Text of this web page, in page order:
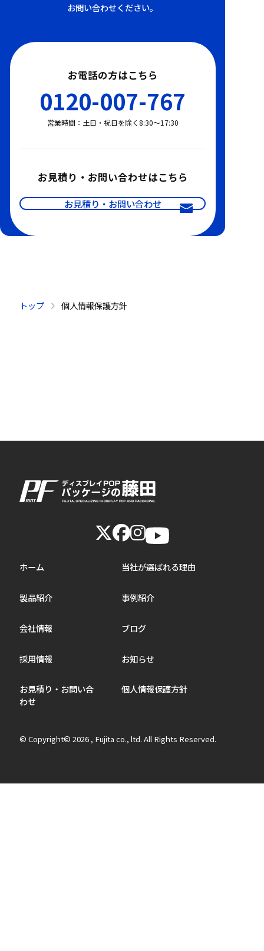
お問い合わせください。
お電話の方はこちら
0120-007-767
営業時間：土日・祝日を除く8:30〜17:30
お見積り・お問い合わせはこちら
お見積り・お問い合わせ
トップ 個人情報保護方針
ホーム 当社が選ばれる理由
製品紹介 事例紹介
会社情報 ブログ
採用情報 お知らせ
お見積り・お問い合
わせ
個人情報保護方針
© Copyright© 2026 , Fujita co., ltd. All Rights Reserved.